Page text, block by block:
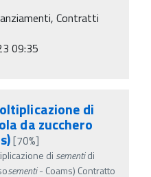
Contratti
09:35
di
da zucchero
[70%]
di sementidi
sementi- Coams) Contratto